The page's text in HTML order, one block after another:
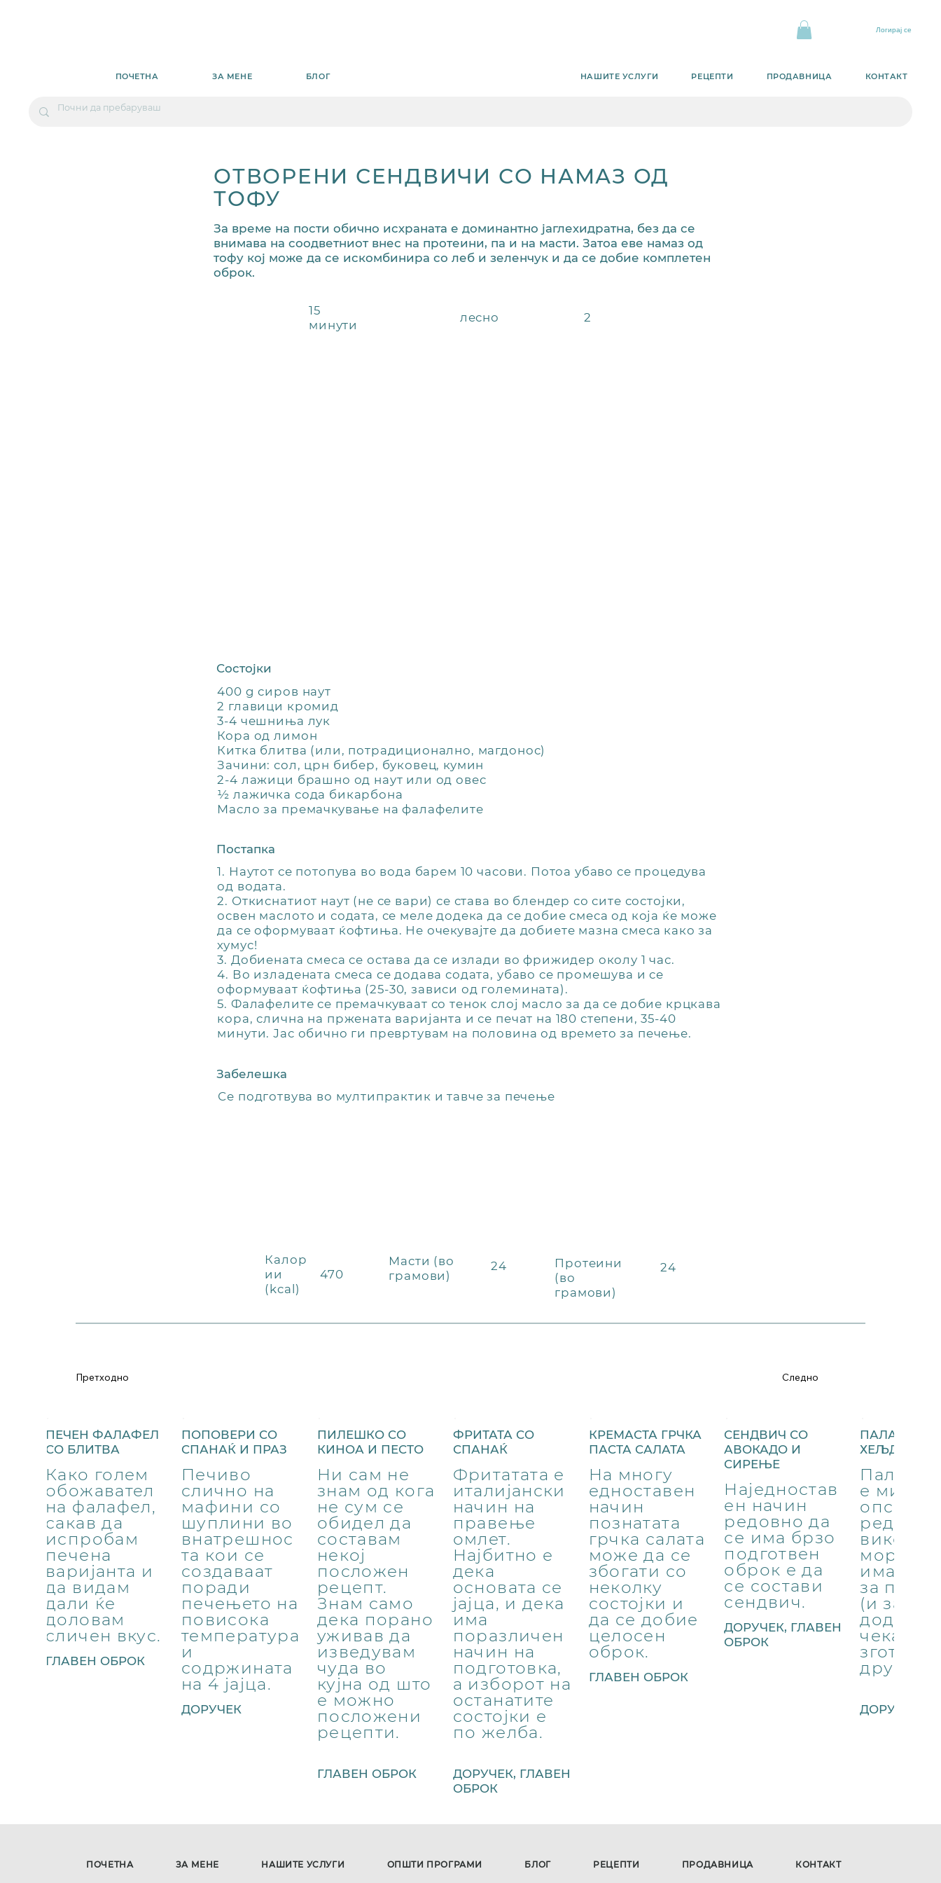
ПОЧЕТНА ЗА МЕНЕ БЛОГ
Логирај се
НАШИТЕ УСЛУГИ РЕЦЕПТИ ПРОДАВНИЦА КОНТАКТ
ОТВОРЕНИ СЕНДВИЧИ СО НАМАЗ ОД
ТОФУ
За време на пости обично исхраната е доминантно јаглехидратна, без да се
внимава на соодветниот внес на протеини, па и на масти. Затоа еве намаз од
тофу кој може да се искомбинира со леб и зеленчук и да се добие комплетен
оброк.
15
минути
лесно 2
Состојки
400 g сиров наут
2 главици кромид
3-4 чешниња лук
Кора од лимон
Китка блитва (или, потрадиционално, магдонос)
Зачини: сол, црн бибер, буковец, кумин
2-4 лажици брашно од наут или од овес
½ лажичка сода бикарбона
Масло за премачкување на фалафелите
Постапка
1. Наутот се потопува во вода барем 10 часови. Потоа убаво се процедува
од водата.
2. Откиснатиот наут (не се вари) се става во блендер со сите состојки,
освен маслото и содата, се меле додека да се добие смеса од која ќе може
да се оформуваат ќофтиња. Не очекувајте да добиете мазна смеса како за
хумус!
3. Добиената смеса се остава да се излади во фрижидер околу 1 час.
4. Во изладената смеса се додава содата, убаво се промешува и се
оформуваат ќофтиња (25-30, зависи од големината).
5. Фалафелите се премачкуваат со тенок слој масло за да се добие крцкава
кора, слична на пржената варијанта и се печат на 180 степени, 35-40
минути. Јас обично ги превртувам на половина од времето за печење.
Забелешка
Се подготвува во мултипрактик и тавче за печење
Калор
ии
(kcal)
470
Масти (во
грамови)
24
Протеини
(во
грамови)
24
ПЕЧЕН ФАЛАФЕЛ
СО БЛИТВА
Како голем
обожавател
на фалафел,
сакав да
испробам
печена
варијанта и
да видам
дали ќе
доловам
сличен вкус.
ГЛАВЕН ОБРОК
ПОПОВЕРИ СО
СПАНАЌ И ПРАЗ
Печиво
слично на
мафини со
шуплини во
внатрешнос
та кои се
создаваат
поради
печењето на
повисока
температура
и
содржината
на 4 јајца.
ДОРУЧЕК
ПИЛЕШКО СО
КИНОА И ПЕСТО
Ни сам не
знам од кога
не сум се
обидел да
составам
некој
посложен
рецепт.
Знам само
дека порано
уживав да
изведувам
чуда во
кујна од што
е можно
посложени
рецепти.
ГЛАВЕН ОБРОК
ФРИТАТА СО
СПАНАЌ
Фритатата е
италијански
начин на
правење
омлет.
Најбитно е
дека
основата се
јајца, и дека
има
поразличен
начин на
подготовка,
а изборот на
останатите
состојки е
по желба.
ДОРУЧЕК, ГЛАВЕН
ОБРОК
КРЕМАСТА ГРЧКА
ПАСТА САЛАТА
На многу
едноставен
начин
познатата
грчка салата
може да се
збогати со
неколку
состојки и
да се добие
целосен
оброк.
ГЛАВЕН ОБРОК
СЕНДВИЧ СО
АВОКАДО И
СИРЕЊЕ
Наједностав
ен начин
редовно да
се има брзо
подготвен
оброк е да
се состави
сендвич.
ДОРУЧЕК, ГЛАВЕН
ОБРОК
ХЕЉДА
е ми се
мора да
имаме
за
(и за
додека
чекаме
зготви
друг
ДОРУЧЕК,
Следно
Претходно
ПОЧЕТНА ЗА МЕНЕ НАШИТЕ УСЛУГИ ОПШТИ ПРОГРАМИ БЛОГ РЕЦЕПТИ ПРОДАВНИЦА КОНТАКТ